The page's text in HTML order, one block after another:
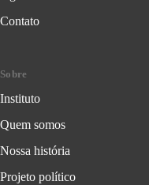
Contato
Sobre
Instituto
Quem somos
Nossa história
Projeto político